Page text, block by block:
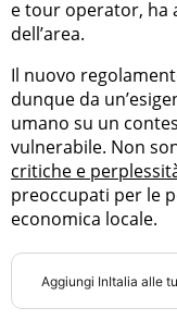
e tour operator, ha
dell’area.
Il nuovo
dunque da
umano su un
vulnerabile. Non
critiche e
preoccupati per le
economica locale.
Aggiungi InItalia alle